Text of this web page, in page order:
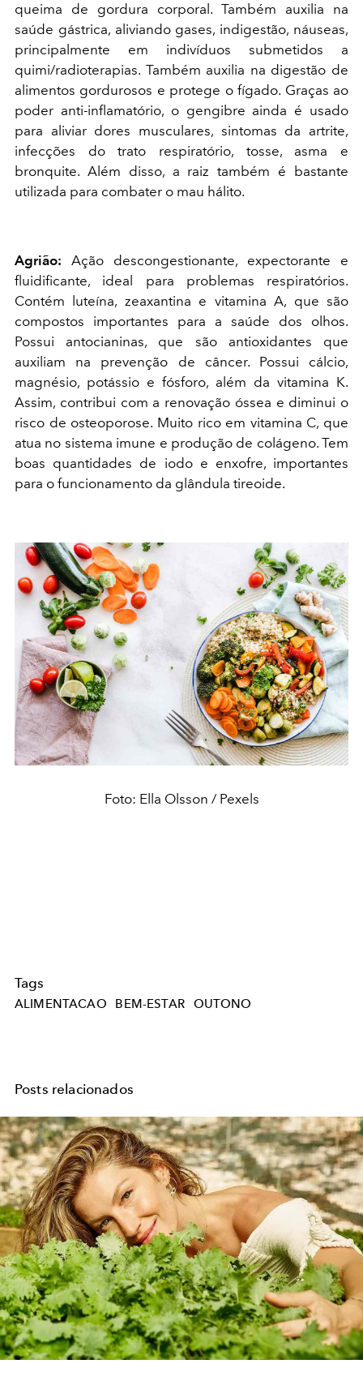
queima de gordura corporal. Também auxilia na
saúde gástrica, aliviando gases, indigestão, náuseas,
principalmente em indivíduos submetidos a
quimi/radioterapias. Também auxilia na digestão de
alimentos gordurosos e protege o fígado. Graças ao
poder anti-inflamatório, o gengibre ainda é usado
para aliviar dores musculares, sintomas da artrite,
infecções do trato respiratório, tosse, asma e
bronquite. Além disso, a raiz também é bastante
utilizada para combater o mau hálito.
Agrião: Ação descongestionante, expectorante e
fluidificante, ideal para problemas respiratórios.
Contém luteína, zeaxantina e vitamina A, que são
compostos importantes para a saúde dos olhos.
Possui antocianinas, que são antioxidantes que
auxiliam na prevenção de câncer. Possui cálcio,
magnésio, potássio e fósforo, além da vitamina K.
Assim, contribui com a renovação óssea e diminui o
risco de osteoporose. Muito rico em vitamina C, que
atua no sistema imune e produção de colágeno. Tem
boas quantidades de iodo e enxofre, importantes
para o funcionamento da glândula tireoide.
Foto: Ella Olsson / Pexels
Tags
ALIMENTACAO BEM-ESTAR OUTONO
Posts relacionados